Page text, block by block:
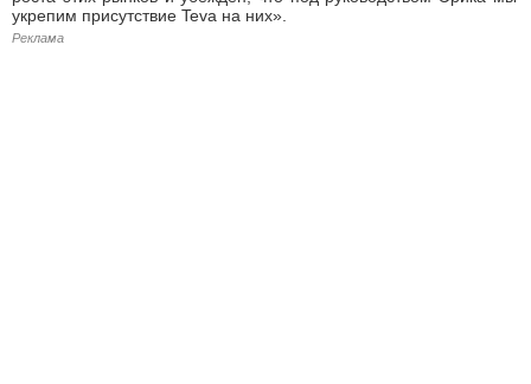
укрепим присутствие Teva на них».
Реклама